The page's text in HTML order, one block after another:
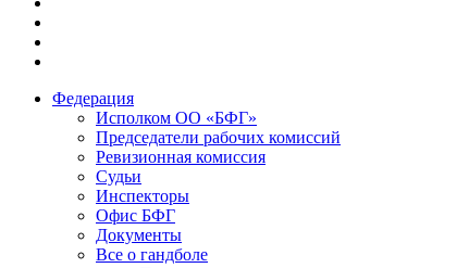
Федерация
Исполком ОО «БФГ»
Председатели рабочих комиссий
Ревизионная комиссия
Судьи
Инспекторы
Офис БФГ
Документы
Все о гандболе